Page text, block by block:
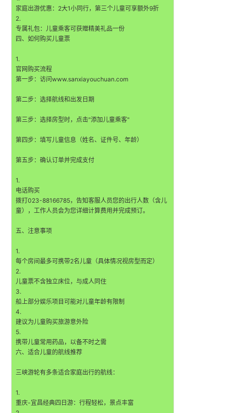
家庭出游优惠：2大1小同行，第三个儿童可享额外9折
2.
专属礼包：儿童乘客可获赠精美礼品一份
四、如何购买儿童票
1.
官网购买流程
第一步：访问www.sanxiayouchuan.com
第二步：选择航线和出发日期
第三步：选择房型时，点击"添加儿童乘客"
第四步：填写儿童信息（姓名、证件号、年龄）
第五步：确认订单并完成支付
1.
电话购买
拨打023-88166785，告知客服人员您的出行人数（含儿
童），工作人员会为您详细计算费用并完成预订。
五、注意事项
1.
每个房间最多可携带2名儿童（具体情况视房型而定）
2.
儿童票不含独立床位，与成人同住
3.
船上部分娱乐项目可能对儿童年龄有限制
4.
建议为儿童购买旅游意外险
5.
携带儿童常用药品，以备不时之需
六、适合儿童的航线推荐
三峡游轮有多条适合家庭出行的航线：
1.
重庆-宜昌经典四日游：行程轻松，景点丰富